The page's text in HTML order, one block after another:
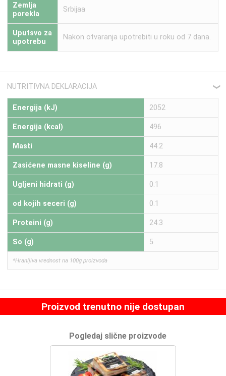
Zemlja
porekla
Srbijaa
Uputsvo za
upotrebu
Nakon otvaranja upotrebiti u roku od 7 dana.
NUTRITIVNA DEKLARACIJA ❮
Energija (kJ) 2052
Energija (kcal) 496
Masti 44.2
Zasićene masne kiseline (g) 17.8
Ugljeni hidrati (g) 0.1
od kojih seceri (g) 0.1
Proteini (g) 24.3
So (g) 5
*Hranljiva vrednost na 100g proizvoda
Proizvod trenutno nije dostupan
Pogledaj slične proizvode